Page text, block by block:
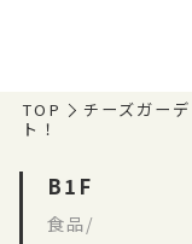
TOP チーズガーデ
ト！
B1F
食品/